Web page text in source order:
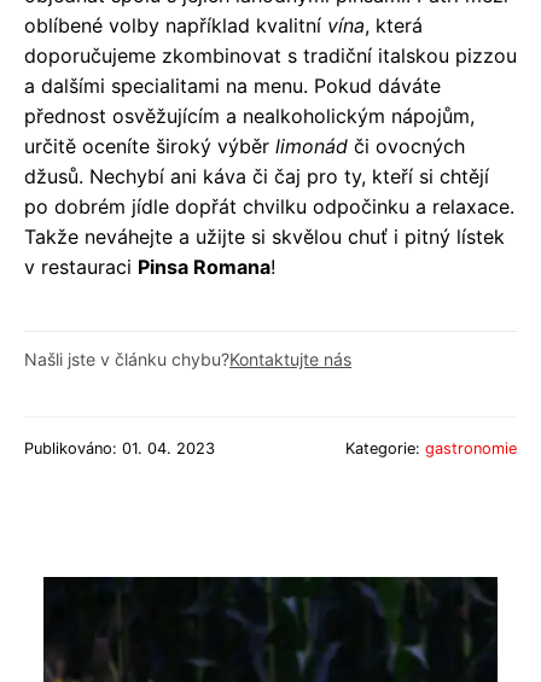
oblíbené volby například kvalitní vína, která
doporučujeme zkombinovat s tradiční italskou pizzou
a dalšími specialitami na menu. Pokud dáváte
přednost osvěžujícím a nealkoholickým nápojům,
určitě oceníte široký výběr limonád či ovocných
džusů. Nechybí ani káva či čaj pro ty, kteří si chtějí
po dobrém jídle dopřát chvilku odpočinku a relaxace.
Takže neváhejte a užijte si skvělou chuť i pitný lístek
v restauraci Pinsa Romana!
Našli jste v článku chybu?Kontaktujte nás
Publikováno: 01. 04. 2023 Kategorie: gastronomie